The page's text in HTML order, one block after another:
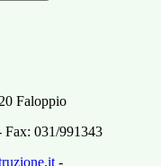
Faloppio
Fax: 031/991343
-